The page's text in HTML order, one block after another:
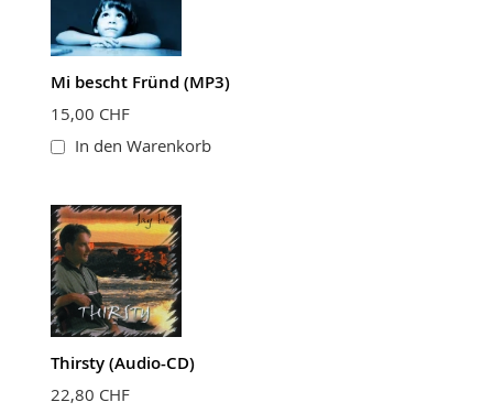
Mi bescht Fründ (MP3)
15,00 CHF
In den Warenkorb
Thirsty (Audio-CD)
22,80 CHF